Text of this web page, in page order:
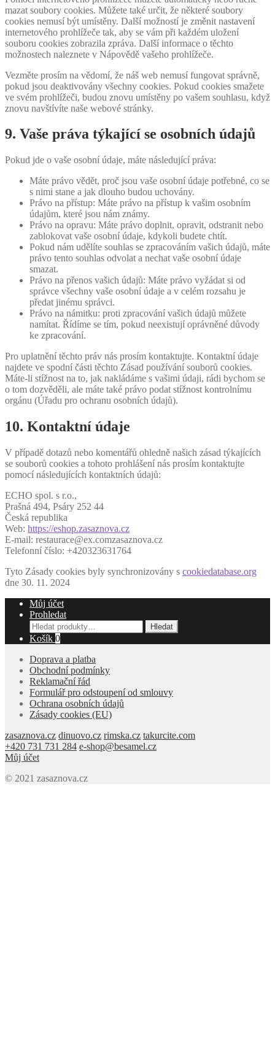
mazat soubory cookies. Můžete také určit, že některé soubory
cookies nemusí být umístěny. Další možností je změnit nastavení
internetového prohlížeče tak, aby se vám při každém uložení
souboru cookies zobrazila zpráva. Další informace o těchto
možnostech naleznete v Nápovědě vašeho prohlížeče.
Vezměte prosím na vědomí, že náš web nemusí fungovat správně,
pokud jsou deaktivovány všechny cookies. Pokud cookies smažete
ve svém prohlížeči, budou znovu umístěny po vašem souhlasu, když
znovu navštívíte naše webové stránky.
9. Vaše práva týkající se osobních údajů
Pokud jde o vaše osobní údaje, máte následující práva:
Máte právo vědět, proč jsou vaše osobní údaje potřebné, co se
s nimi stane a jak dlouho budou uchovány.
Právo na přístup: Máte právo na přístup k vašim osobním
údajům, které jsou nám známy.
Právo na opravu: Máte právo doplnit, opravit, odstranit nebo
zablokovat vaše osobní údaje, kdykoli budete chtít.
Pokud nám udělíte souhlas se zpracováním vašich údajů, máte
právo tento souhlas odvolat a nechat vaše osobní údaje
smazat.
Právo na přenos vašich údajů: Máte právo vyžádat si od
správce všechny vaše osobní údaje a v celém rozsahu je
předat jinému správci.
Právo na námitku: proti zpracování vašich údajů můžete
namítat. Řídíme se tím, pokud neexistují oprávněné důvody
ke zpracování.
Pro uplatnění těchto práv nás prosím kontaktujte. Kontaktní údaje
najdete ve spodní části těchto Zásad používání souborů cookies.
Máte-li stížnost na to, jak nakládáme s vašimi údaji, rádi bychom se
o tom dozvěděli, ale máte také právo podat stížnost kontrolnímu
orgánu (Úřadu pro ochranu osobních údajů).
10. Kontaktní údaje
V případě dotazů nebo komentářů ohledně našich zásad týkajících
se souborů cookies a tohoto prohlášení nás prosím kontaktujte
pomocí následujících kontaktních údajů:
ECHO spol. s r.o.,
Prašná 494, Psáry 252 44
Česká republika
Web: https://eshop.zasaznova.cz
E-mail: restaurace@ex.comzasaznova.cz
Telefonní číslo: +420323631764
Tyto Zásady cookies byly synchronizovány s cookiedatabase.org
dne 30. 11. 2024
Můj účet
Prohledat
Hledat:
Hledat
Košík 0
Doprava a platba
Obchodní podmínky
Reklamační řád
Formulář pro odstoupení od smlouvy
Ochrana osobních údajů
Zásady cookies (EU)
zasaznova.cz dinuovo.cz rimska.cz takurcite.com
+420 731 731 284 e-shop@besamel.cz
Můj účet
© 2021 zasaznova.cz